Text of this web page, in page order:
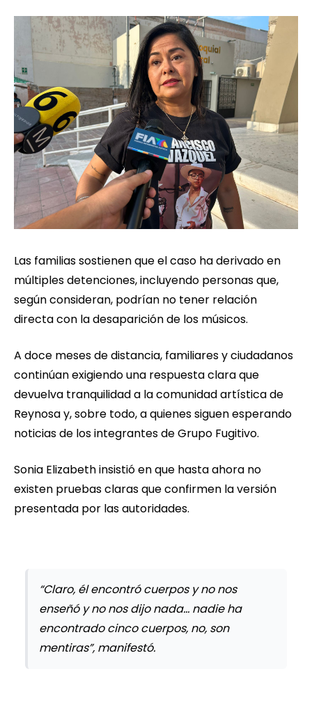
Las familias sostienen que el caso ha derivado en
múltiples detenciones, incluyendo personas que,
según consideran, podrían no tener relación
directa con la desaparición de los músicos.
A doce meses de distancia, familiares y ciudadanos
continúan exigiendo una respuesta clara que
devuelva tranquilidad a la comunidad artística de
Reynosa y, sobre todo, a quienes siguen esperando
noticias de los integrantes de Grupo Fugitivo.
Sonia Elizabeth insistió en que hasta ahora no
existen pruebas claras que confirmen la versión
presentada por las autoridades.
“Claro, él encontró cuerpos y no nos
enseñó y no nos dijo nada… nadie ha
encontrado cinco cuerpos, no, son
mentiras”, manifestó.